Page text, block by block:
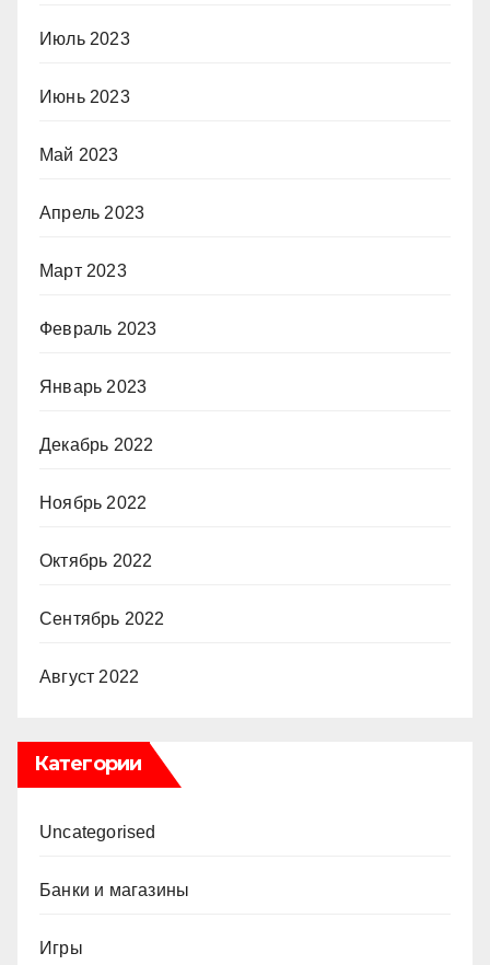
Июль 2023
Июнь 2023
Май 2023
Апрель 2023
Март 2023
Февраль 2023
Январь 2023
Декабрь 2022
Ноябрь 2022
Октябрь 2022
Сентябрь 2022
Август 2022
Категории
Uncategorised
Банки и магазины
Игры